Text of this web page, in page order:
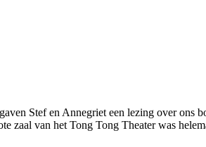
Stef en Annegriet een lezing over ons
zaal van het Tong Tong Theater was